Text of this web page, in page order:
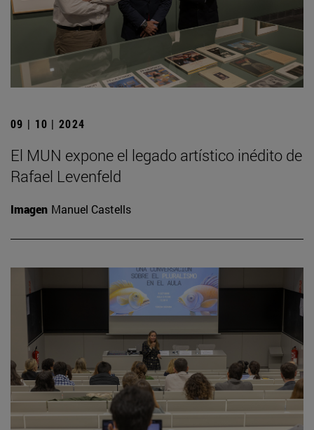
09 | 10 | 2024
El MUN expone el legado artístico inédito de
Rafael Levenfeld
Imagen Manuel Castells